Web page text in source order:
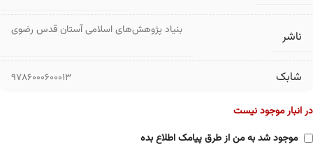
ناشر بنیاد پژوهش‌های اسلامی آستان قدس رضوی
شابک 9786000600013
در انبار موجود نیست
موجود شد به من از طرق پیامک اطلاع بده